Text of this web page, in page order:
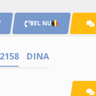
BEL NU
2158 DINA